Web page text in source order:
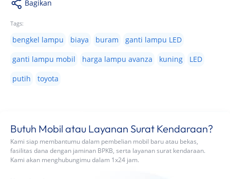
Bagikan
Tags:
bengkel lampu biaya buram
ganti lampu LED
ganti lampu mobil
harga lampu avanza kuning
LED
putih
toyota
Butuh Mobil atau Layanan Surat Kendaraan?
Kami siap membantumu dalam pembelian mobil baru atau bekas,
fasilitas dana dengan jaminan BPKB, serta layanan surat kendaraan.
Kami akan menghubungimu dalam 1x24 jam.